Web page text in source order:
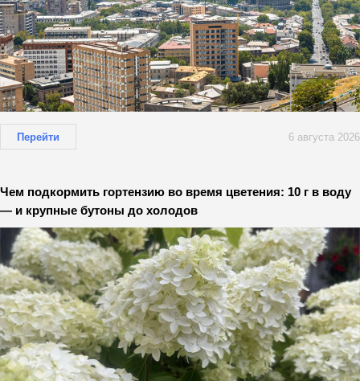
Перейти 6 августа 2026
Чем подкормить гортензию во время цветения: 10 г в воду
— и крупные бутоны до холодов